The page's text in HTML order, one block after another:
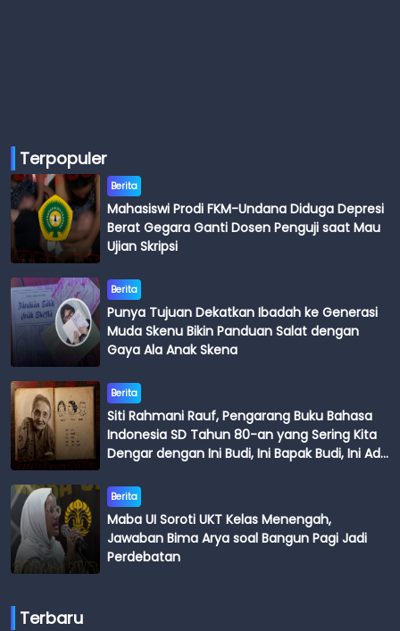
Terpopuler
Berita
Mahasiswi Prodi FKM-Undana Diduga Depresi
Berat Gegara Ganti Dosen Penguji saat Mau
Ujian Skripsi
Berita
Punya Tujuan Dekatkan Ibadah ke Generasi
Muda Skenu Bikin Panduan Salat dengan
Gaya Ala Anak Skena
Berita
Siti Rahmani Rauf, Pengarang Buku Bahasa
Indonesia SD Tahun 80-an yang Sering Kita
Dengar dengan Ini Budi, Ini Bapak Budi, Ini Adik
Berita
Maba UI Soroti UKT Kelas Menengah,
Jawaban Bima Arya soal Bangun Pagi Jadi
Perdebatan
Terbaru